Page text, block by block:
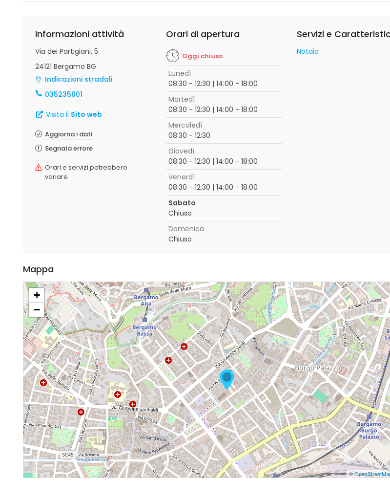
Informazioni attività
Via dei Partigiani, 5
24121 Bergamo BG
Indicazioni stradali
035235001
Visita il Sito web
Aggiorna i dati
Segnala errore
Orari e servizi potrebbero
variare
Orari di apertura
Oggi chiuso
Lunedì
08:30 - 12:30 | 14:00 - 18:00
Martedì
08:30 - 12:30 | 14:00 - 18:00
Mercoledì
08:30 - 12:30
Giovedì
08:30 - 12:30 | 14:00 - 18:00
Venerdì
08:30 - 12:30 | 14:00 - 18:00
Sabato
Chiuso
Domenica
Chiuso
Servizi e
Notaio
Mappa
+
−
©